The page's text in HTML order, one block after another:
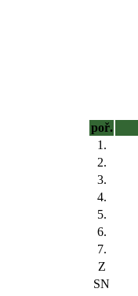
poř.
1.
2.
3.
4.
5.
6.
7.
Z
SN